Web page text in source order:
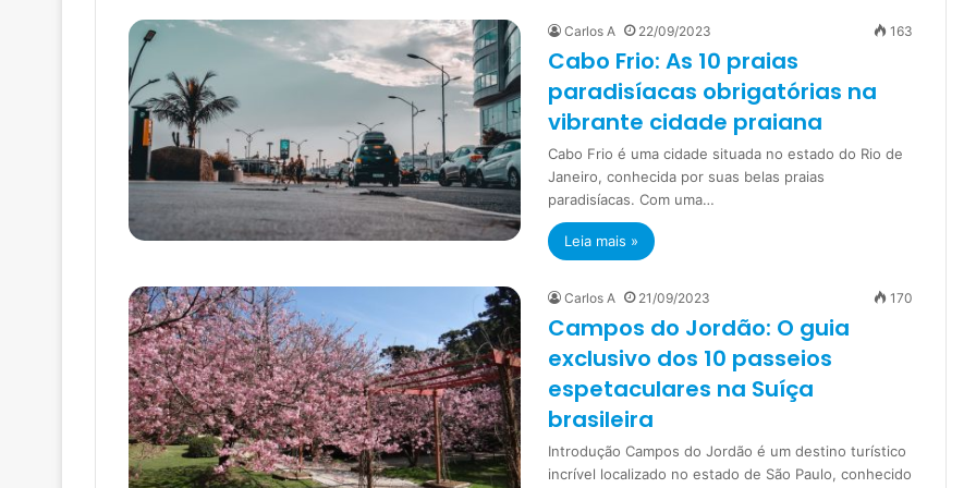
Carlos A 22/09/2023 163
Cabo Frio: As 10 praias
paradisíacas obrigatórias na
vibrante cidade praiana
Cabo Frio é uma cidade situada no estado do Rio de
Janeiro, conhecida por suas belas praias
paradisíacas. Com uma…
Leia mais »
Carlos A 21/09/2023 170
Campos do Jordão: O guia
exclusivo dos 10 passeios
espetaculares na Suíça
brasileira
Introdução Campos do Jordão é um destino turístico
incrível localizado no estado de São Paulo, conhecido